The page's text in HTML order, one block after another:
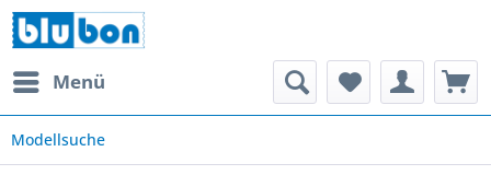
Menü
Modellsuche